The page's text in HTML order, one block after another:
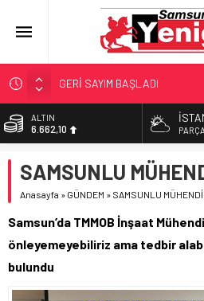
GERİ SAYIM BAŞLADI
SAMSUNSPOR’DA HEDEF
‘BAFRA’YA YATIRIM YAPIN!’
YÖNETİCİ SEÇERKEN
BİST
13.779,39
47,6954
EURO
6.662,10
SAMSUNLU
Anasayfa » GÜNDEM » SAMSUNLU
Samsun’da TMMOB İnşaat
önleyemeyebiliriz ama tedbir
bulundu